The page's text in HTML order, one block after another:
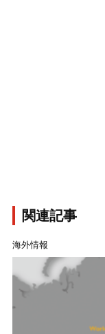
関連記事
海外情報